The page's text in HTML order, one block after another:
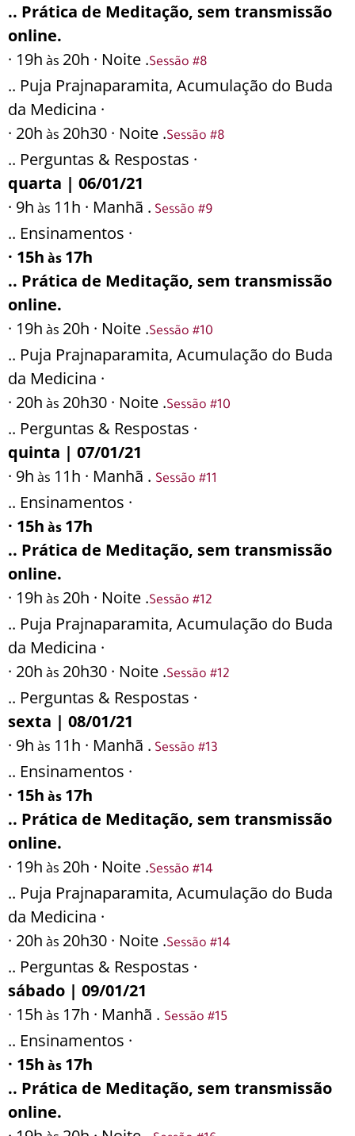
.. Prática de Meditação, sem transmissão
online.
· 19h às 20h · Noite .Sessão #8
.. Puja Prajnaparamita, Acumulação do Buda
da Medicina ·
· 20h às 20h30 · Noite .Sessão #8
.. Perguntas & Respostas ·
quarta | 06/01/21
· 9h às 11h · Manhã . Sessão #9
.. Ensinamentos ·
· 15h às 17h
.. Prática de Meditação, sem transmissão
online.
· 19h às 20h · Noite .Sessão #10
.. Puja Prajnaparamita, Acumulação do Buda
da Medicina ·
· 20h às 20h30 · Noite .Sessão #10
.. Perguntas & Respostas ·
quinta | 07/01/21
· 9h às 11h · Manhã . Sessão #11
.. Ensinamentos ·
· 15h às 17h
.. Prática de Meditação, sem transmissão
online.
· 19h às 20h · Noite .Sessão #12
.. Puja Prajnaparamita, Acumulação do Buda
da Medicina ·
· 20h às 20h30 · Noite .Sessão #12
.. Perguntas & Respostas ·
sexta | 08/01/21
· 9h às 11h · Manhã . Sessão #13
.. Ensinamentos ·
· 15h às 17h
.. Prática de Meditação, sem transmissão
online.
· 19h às 20h · Noite .Sessão #14
.. Puja Prajnaparamita, Acumulação do Buda
da Medicina ·
· 20h às 20h30 · Noite .Sessão #14
.. Perguntas & Respostas ·
sábado | 09/01/21
· 15h às 17h · Manhã . Sessão #15
.. Ensinamentos ·
· 15h às 17h
.. Prática de Meditação, sem transmissão
online.